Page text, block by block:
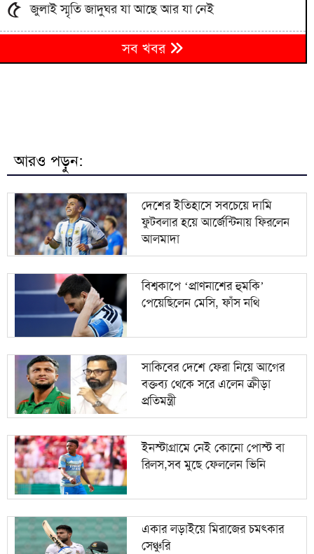
৫ জুলাই স্মৃতি জাদুঘর যা আছে আর যা নেই
সালমান শাহ হত্যা মামলায় গ্রেপ্তার অভিনেতা ডন
৯ ভারতীয় হাইকমিশনার
১০ ভীমরুলীর ভাসমান পেয়ারা বাজারে মুগ্ধ মার্কিন রাষ্ট্রদূত
সব খবর
আরও পড়ুন:
দেশের ইতিহাসে সবচেয়ে দামি
ফুটবলার হয়ে আর্জেন্টিনায় ফিরলেন
আলমাদা
বিশ্বকাপে ‘প্রাণনাশের হুমকি’
পেয়েছিলেন মেসি, ফাঁস নথি
সাকিবের দেশে ফেরা নিয়ে আগের
বক্তব্য থেকে সরে এলেন ক্রীড়া
প্রতিমন্ত্রী
ইনস্টাগ্রামে নেই কোনো পোস্ট বা
রিলস,সব মুছে ফেললেন ভিনি
একার লড়াইয়ে মিরাজের চমৎকার
সেঞ্চুরি